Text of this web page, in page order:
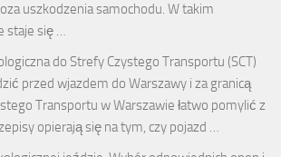
uszkodzenia samochodu. W takim
staje się …
do Strefy Czystego Transportu (SCT)
przed wjazdem do Warszawy i za granicą
Transportu w Warszawie łatwo pomylić z
opierają się na tym, czy pojazd …